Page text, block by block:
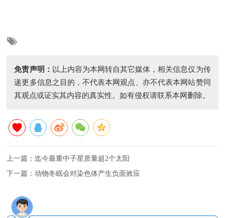
免责声明： 以上内容为本网转自其它媒体，相关信息仅为传
递更多信息之目的，不代表本网观点、亦不代表本网站赞同
其观点或证实其内容的真实性。如有侵权请联系本网删除。
上一篇：迄今最重中子星质量超2个太阳
下一篇：动物冬眠会对染色体产生负面效应